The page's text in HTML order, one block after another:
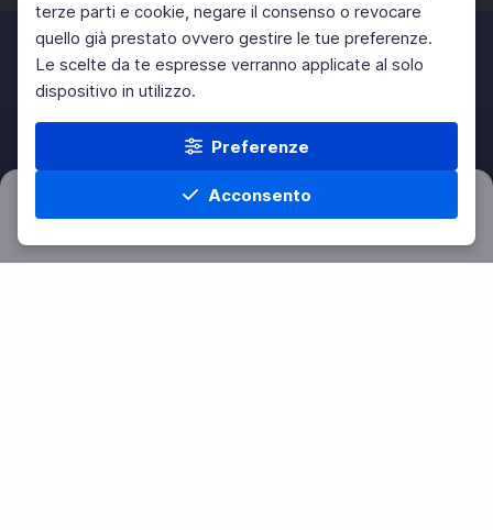
terze parti e cookie, negare il consenso o revocare
quello già prestato ovvero gestire le tue preferenze.
Le scelte da te espresse verranno applicate al solo
dispositivo in utilizzo.
Preferenze
Acconsento
Home Materie Cerca Menu
Filtri Azzera